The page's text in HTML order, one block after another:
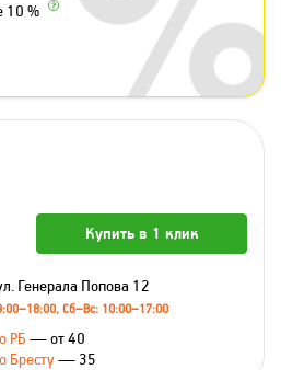
10 %
Купить в 1 клик
Генерала Попова 12
Сб–Вс: 10:00–17:00
РБ — от 40
Бресту— 35